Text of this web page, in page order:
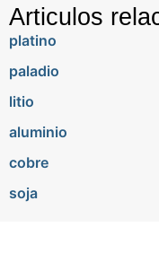
Articulos
platino
paladio
litio
aluminio
cobre
soja